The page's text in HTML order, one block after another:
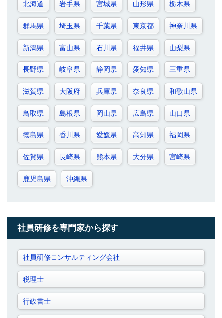
北海道 岩手県 宮城県 山形県 栃木県
群馬県 埼玉県 千葉県 東京都 神奈川県
新潟県 富山県 石川県 福井県 山梨県
長野県 岐阜県 静岡県 愛知県 三重県
滋賀県 大阪府 兵庫県 奈良県 和歌山県
鳥取県 島根県 岡山県 広島県 山口県
徳島県 香川県 愛媛県 高知県 福岡県
佐賀県 長崎県 熊本県 大分県 宮崎県
鹿児島県 沖縄県
社員研修を専門家から探す
社員研修コンサルティング会社
税理士
行政書士